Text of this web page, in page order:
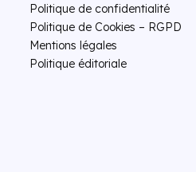
Politique de confidentialité
Politique de Cookies – RGPD
Mentions légales
Politique éditoriale